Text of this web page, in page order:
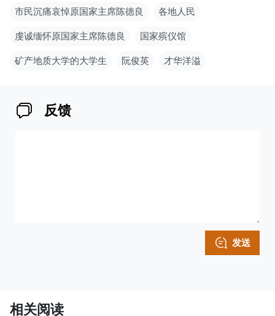
市民沉痛哀悼原国家主席陈德良 各地人民
虔诚缅怀原国家主席陈德良 国家殡仪馆
矿产地质大学的大学生 阮俊英 才华洋溢
反馈
发送
相关阅读